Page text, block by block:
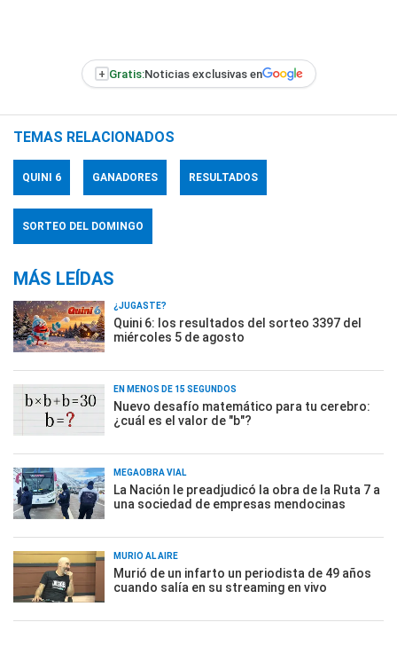
+ Gratis:Noticias exclusivas en
TEMAS RELACIONADOS
QUINI 6 GANADORES RESULTADOS
SORTEO DEL DOMINGO
MÁS LEÍDAS
¿JUGASTE?
Quini 6: los resultados del sorteo 3397 del
miércoles 5 de agosto
EN MENOS DE 15 SEGUNDOS
Nuevo desafío matemático para tu cerebro:
¿cuál es el valor de "b"?
MEGAOBRA VIAL
La Nación le preadjudicó la obra de la Ruta 7 a
una sociedad de empresas mendocinas
MURIÓ AL AIRE
Murió de un infarto un periodista de 49 años
cuando salía en su streaming en vivo